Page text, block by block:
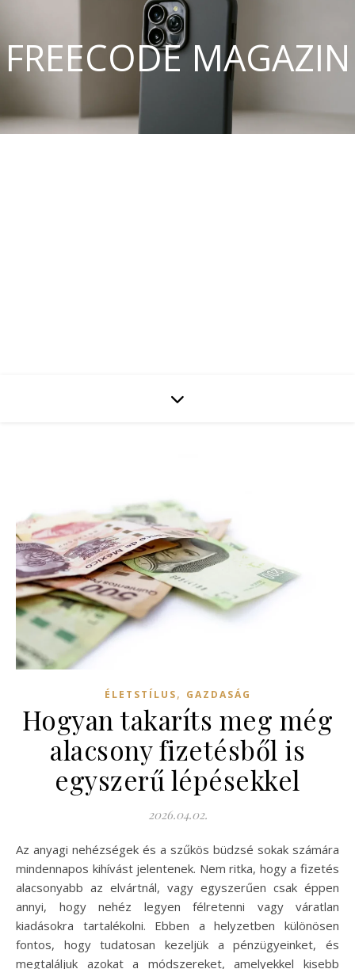
FREECODE MAGAZIN
ÉLETSTÍLUS, GAZDASÁG
Hogyan takaríts meg még
alacsony fizetésből is
egyszerű lépésekkel
2026.04.02.
Az anyagi nehézségek és a szűkös büdzsé sokak számára
mindennapos kihívást jelentenek. Nem ritka, hogy a fizetés
alacsonyabb az elvártnál, vagy egyszerűen csak éppen
annyi, hogy nehéz legyen félretenni vagy váratlan
kiadásokra tartalékolni. Ebben a helyzetben különösen
fontos, hogy tudatosan kezeljük a pénzügyeinket, és
megtaláljuk azokat a módszereket, amelyekkel kisebb